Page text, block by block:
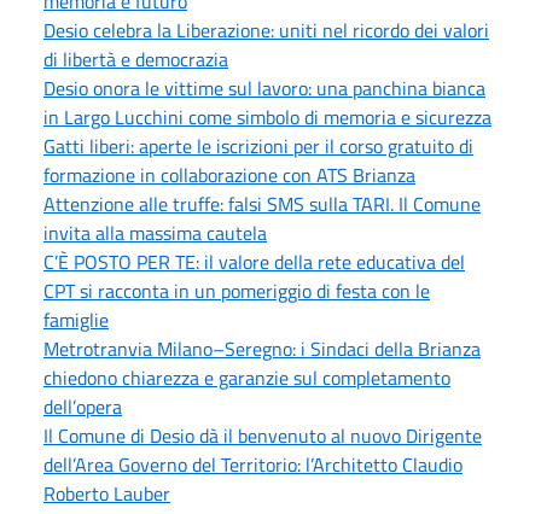
Desio celebra la Liberazione: uniti nel ricordo dei valori
di libertà e democrazia
Desio onora le vittime sul lavoro: una panchina bianca
in Largo Lucchini come simbolo di memoria e sicurezza
Gatti liberi: aperte le iscrizioni per il corso gratuito di
formazione in collaborazione con ATS Brianza
Attenzione alle truffe: falsi SMS sulla TARI. Il Comune
invita alla massima cautela
C’È POSTO PER TE: il valore della rete educativa del
CPT si racconta in un pomeriggio di festa con le
famiglie
Metrotranvia Milano–Seregno: i Sindaci della Brianza
chiedono chiarezza e garanzie sul completamento
dell’opera
Il Comune di Desio dà il benvenuto al nuovo Dirigente
dell’Area Governo del Territorio: l’Architetto Claudio
Roberto Lauber